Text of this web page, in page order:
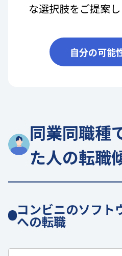
な選択肢をご提案し
自分の可能
同業同職種
た人の転職
コンビニのソフト
への転職